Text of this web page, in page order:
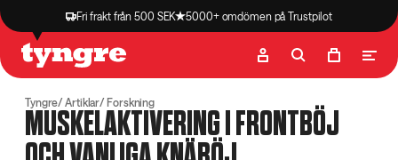
Fri frakt från 500 SEK 5000+ omdömen på Trustpilot
Butik Recept
Tyngre Artiklar Forskning
MUSKELAKTIVERING I FRONTBÖJ